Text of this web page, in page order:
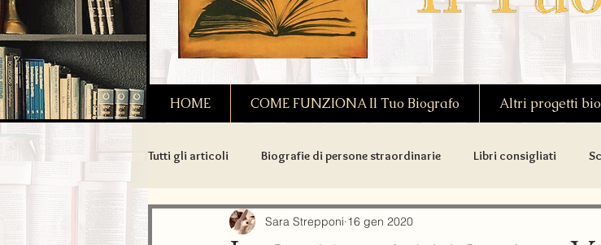
HOME COME FUNZIONA Il Tuo Biografo Altri progetti
Tutti gli articoli Biografie di persone straordinarie Libri consigliati
Amori possibili Biografie di donne notevoli
Sara Strepponi 16 gen 2020